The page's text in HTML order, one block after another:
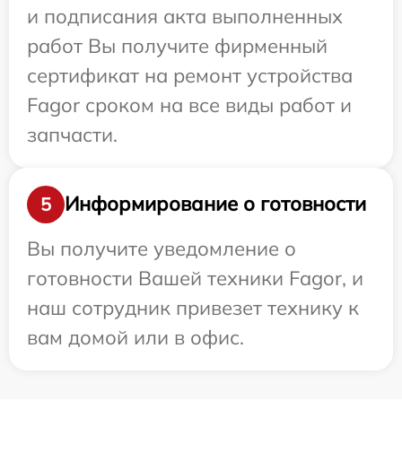
и подписания акта выполненных
работ Вы получите фирменный
сертификат на ремонт устройства
Fagor сроком на все виды работ и
запчасти.
5
Информирование о готовности
Вы получите уведомление о
готовности Вашей техники Fagor, и
наш сотрудник привезет технику к
вам домой или в офис.